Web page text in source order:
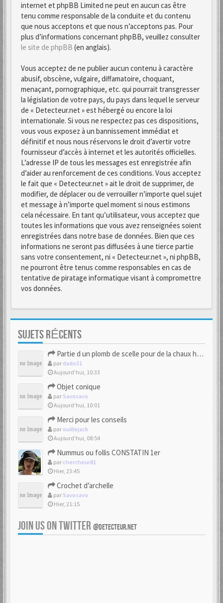
internet et phpBB Limited ne peut en aucun cas être
tenu comme responsable de la conduite et du contenu
que nous acceptons et que nous n’acceptons pas. Pour
plus d’informations concernant phpBB, veuillez consulter
le site de phpBB (en anglais).
Vous acceptez de ne publier aucun contenu à caractère
abusif, obscène, vulgaire, diffamatoire, choquant,
menaçant, pornographique, etc. qui pourrait transgresser
la législation de votre pays, du pays dans lequel le serveur
de « Detecteur.net » est hébergé ou encore la loi
internationale. Si vous ne respectez pas ces dispositions,
vous vous exposez à un bannissement immédiat et
définitif et nous nous réservons le droit d’avertir votre
fournisseur d’accès à internet et les autorités officielles.
L’adresse IP de tous les messages est enregistrée afin
d’aider au renforcement de ces conditions. Vous acceptez
le fait que « Detecteur.net » ait le droit de supprimer, de
modifier, de déplacer ou de verrouiller n’importe quel sujet
et message à n’importe quel moment si nous estimons
cela nécessaire. En tant qu’utilisateur, vous acceptez que
toutes les informations que vous avez renseignées soient
enregistrées dans notre base de données. Bien que ces
informations ne seront pas diffusées à une tierce partie
sans votre consentement, ni « Detecteur.net », ni phpBB,
ne pourront être tenus comme responsables en cas de
tentative de piratage informatique visant à compromettre
vos données.
SUJETS RÉCENTS
Partie d un plomb de scelle pour de la chaux hydraulique
par dado31
Aujourd’hui, 10:33
Objet conique
par Savosavo
Aujourd’hui, 10:01
Merci pour les conseils
par ouillejack
Aujourd’hui, 08:54
Nummus ou follis CONSTATIN 1er
par chercheur81
Hier, 23:45
Crochet d’archelle
par Savosavo
Hier, 21:15
JOIN US ON TWITTER @DETECTEUR.NET